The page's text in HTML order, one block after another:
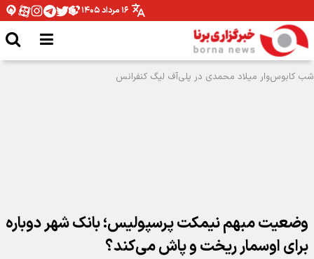
۱۶ مرداد ۱۴۰۵
وضعیت مبهم نیمکت پرسپولیس؛ بانک شهر دوباره
برای اوسمار ریخت و پاش می‌کند؟